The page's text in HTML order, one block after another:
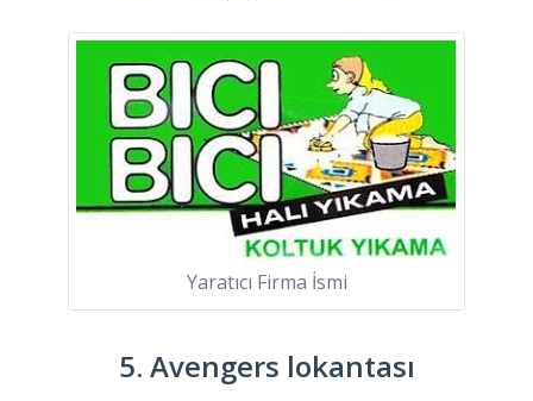
Yaratıcı Firma İsmi
5. Avengers lokantası